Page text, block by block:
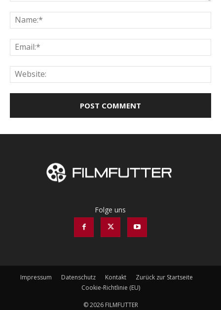
Folge uns
Impressum Datenschutz Kontakt
Zurück zur Startseite
Cookie-Richtlinie (EU)
© 2026 FILMFUTTER